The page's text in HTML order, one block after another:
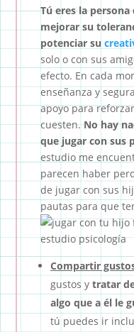
Tú eres la
mejorar su
potenciar su
solo o con sus
efecto. En cada
enseñanza y
apoyo para
cuesten.No hay
que jugar con sus
estudio me
parecen haber
de jugar con sus
pautas para que
Compartir
gustos y tratar
algo que a él le
tú puedes ir